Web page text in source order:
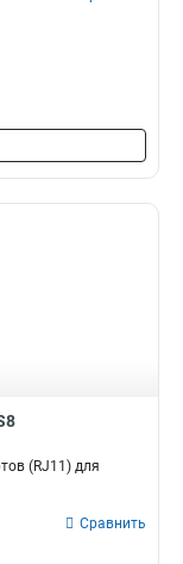
(RJ11) для
Сравнить